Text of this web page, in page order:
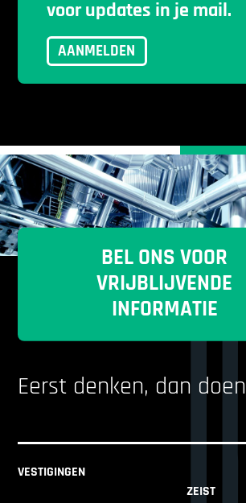
voor updates in je mail.
AANMELDEN
BEL ONS VOOR
VRIJBLIJVENDE
INFORMATIE
Eerst denken, dan doen
VESTIGINGEN
ZEIST